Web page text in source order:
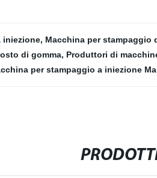
iniezione, Macchina per stampaggio
di gomma, Produttori di
per stampaggio a iniezione